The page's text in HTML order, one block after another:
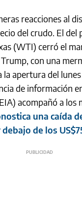
reacciones al
del crudo. El del
(WTI) cerró el
con una
la apertura del
de información
acompañó a los
una caída
de los